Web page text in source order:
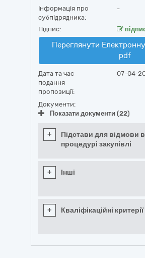
Інформація про
субпідрядника:
-
Підпис:
Переглянути
pdf
Дата та час
подання
пропозиції:
07-04-
Документи:
Показати документи (22)
+
Підстави для відмови в
процедурі закупівлі
+ Інші
+ Кваліфікаційні критерії